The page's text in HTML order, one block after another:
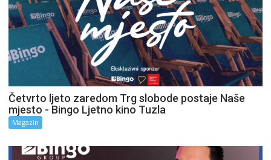
Četvrto ljeto zaredom Trg slobode postaje Naše
mjesto - Bingo Ljetno kino Tuzla
Magazin